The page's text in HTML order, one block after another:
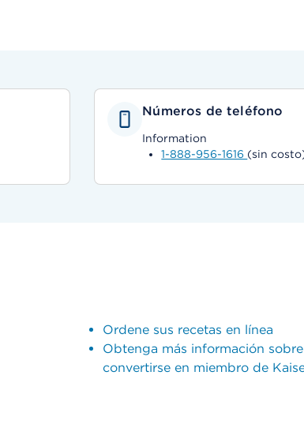
Números de teléfono
Information
1-888-956-1616 (sin
Ordene sus recetas en línea
Obtenga más información
convertirse en miembro de